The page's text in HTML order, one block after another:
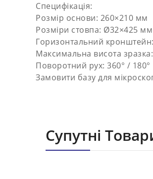
Специфікація:
Розмір основи: 260×210 мм
Розміри стовпа: Ø32×425 мм
Горизонтальний
Максимальна висота
Поворотний рух: 360° / 180°
Замовити базу для
Супутні